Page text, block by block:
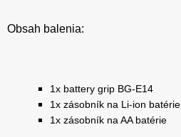
Obsah balenia:
1x battery grip BG-E14
1x zásobník na Li-ion batérie
1x zásobník na AA batérie